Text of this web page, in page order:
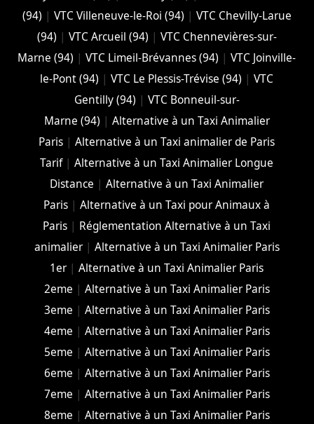
(94) | VTC Villeneuve-le-Roi (94) | VTC Chevilly-Larue
(94) | VTC Arcueil (94) | VTC Chennevières-sur-
Marne (94) |VTC Limeil-Brévannes (94) |VTC Joinville-
le-Pont (94) |VTC Le Plessis-Trévise (94) |VTC
Gentilly (94) | VTC Bonneuil-sur-
Marne (94) | Alternative à un Taxi Animalier
Paris |Alternative à un Taxi animalier de Paris
Tarif|Alternative à un Taxi Animalier Longue
Distance |Alternative à un Taxi Animalier
Paris |Alternative à un Taxi pour Animaux à
Paris | Réglementation Alternative à un Taxi
animalier| Alternative à un Taxi Animalier Paris
1er |Alternative à un Taxi Animalier Paris
2eme | Alternative à un Taxi Animalier Paris
3eme | Alternative à un Taxi Animalier Paris
4eme | Alternative à un Taxi Animalier Paris
5eme | Alternative à un Taxi Animalier Paris
6eme | Alternative à un Taxi Animalier Paris
7eme | Alternative à un Taxi Animalier Paris
8eme | Alternative à un Taxi Animalier Paris